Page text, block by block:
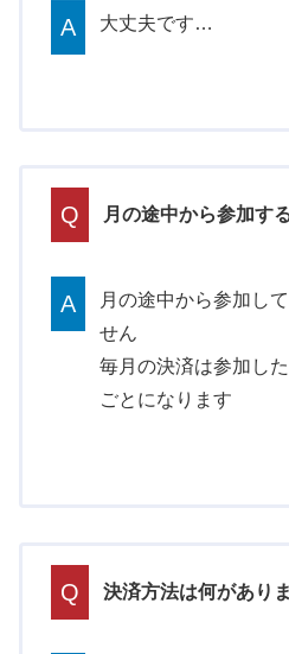
A 大丈夫です…
Q 月の途中から参加す
A
月の途中から参加し
せん
毎月の決済は参加し
ごとになります
Q 決済方法は何があり